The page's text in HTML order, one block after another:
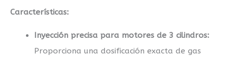
Características:
Inyección precisa para motores de 3 cilindros:
Proporciona una dosificación exacta de gas